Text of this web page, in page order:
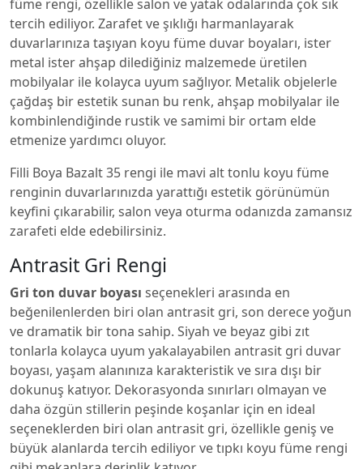
füme rengi, özellikle salon ve yatak odalarında çok sık
tercih ediliyor. Zarafet ve şıklığı harmanlayarak
duvarlarınıza taşıyan koyu füme duvar boyaları, ister
metal ister ahşap dilediğiniz malzemede üretilen
mobilyalar ile kolayca uyum sağlıyor. Metalik objelerle
çağdaş bir estetik sunan bu renk, ahşap mobilyalar ile
kombinlendiğinde rustik ve samimi bir ortam elde
etmenize yardımcı oluyor.
Filli Boya Bazalt 35 rengi ile mavi alt tonlu koyu füme
renginin duvarlarınızda yarattığı estetik görünümün
keyfini çıkarabilir, salon veya oturma odanızda zamansız
zarafeti elde edebilirsiniz.
Antrasit Gri Rengi
Gri ton duvar boyası seçenekleri arasında en
beğenilenlerden biri olan antrasit gri, son derece yoğun
ve dramatik bir tona sahip. Siyah ve beyaz gibi zıt
tonlarla kolayca uyum yakalayabilen antrasit gri duvar
boyası, yaşam alanınıza karakteristik ve sıra dışı bir
dokunuş katıyor. Dekorasyonda sınırları olmayan ve
daha özgün stillerin peşinde koşanlar için en ideal
seçeneklerden biri olan antrasit gri, özellikle geniş ve
büyük alanlarda tercih ediliyor ve tıpkı koyu füme rengi